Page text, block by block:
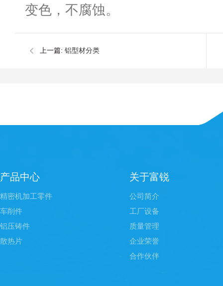
变色，不腐蚀。
上一篇: 铝型材分类
产品中心
精密机加工零件
车削件
铝压铸件
散热片
关于富锐
公司简介
工厂设备
质量管理
企业荣誉
合作伙伴